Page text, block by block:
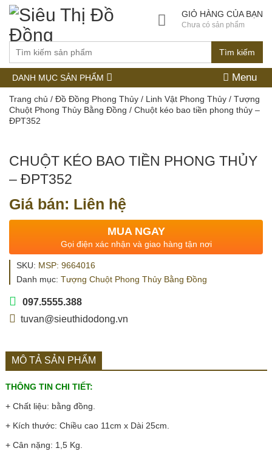
Tìm kiếm
GIỎ HÀNG CỦA BẠN
Chưa có sản phẩm
DANH MỤC SẢN PHẨM Menu
Trang chủ / Đồ Đồng Phong Thủy / Linh Vật Phong Thủy / Tượng
Chuột Phong Thủy Bằng Đồng / Chuột kéo bao tiền phong thủy –
ĐPT352
CHUỘT KÉO BAO TIỀN PHONG THỦY
– ĐPT352
Giá bán: Liên hệ
MUA NGAY
Gọi điện xác nhận và giao hàng tận nơi
SKU: MSP: 9664016
Danh mục: Tượng Chuột Phong Thủy Bằng Đồng
097.5555.388
tuvan@sieuthidodong.vn
MÔ TẢ SẢN PHẨM
THÔNG TIN CHI TIẾT:
+ Chất liệu: bằng đồng.
+ Kích thước: Chiều cao 11cm x Dài 25cm.
+ Cân nặng: 1,5 Kg.